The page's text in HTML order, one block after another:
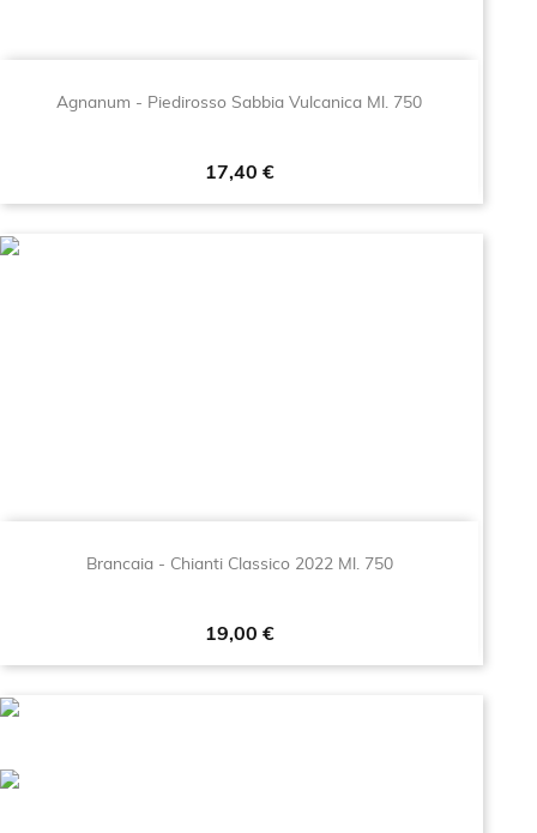
Agnanum - Piedirosso Sabbia Vulcanica Ml. 750
Prezzo
17,40 €
Brancaia - Chianti Classico 2022 Ml. 750
Prezzo
19,00 €